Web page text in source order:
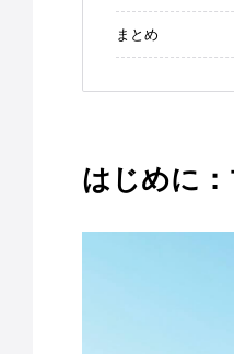
まとめ
はじめに